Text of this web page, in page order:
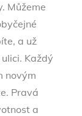
Můžeme
a už
Každý
novým
Pravá
a